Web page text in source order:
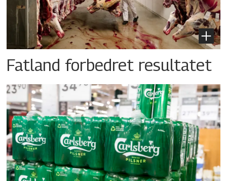
Fatland forbedret resultatet